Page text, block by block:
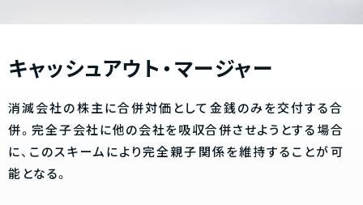
キャッシュアウト・マージャー
消滅会社の株主に合併対価として金銭のみを交付する合
併。完全子会社に他の会社を吸収合併させようとする場合
に、このスキームにより完全親子関係を維持することが可
能となる。